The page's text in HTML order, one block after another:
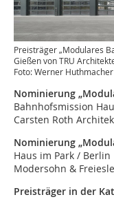
Preisträger „Modulares
Gießen von TRU
Foto: Werner Huthmacher
Nominierung
Bahnhofsmission
Carsten Roth
Nominierung
Haus im Park / Berlin
Modersohn &
Preisträger in der